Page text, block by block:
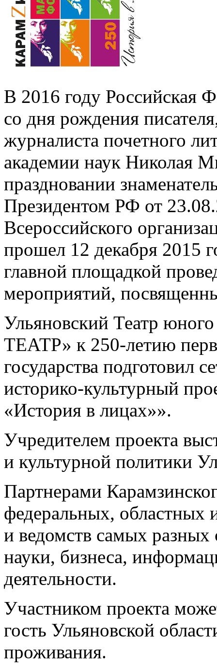
В 2016 году Российская
со дня рождения
журналиста почетного
академии наук Николая
праздновании
Президентом РФ от
Всероссийского
прошел 12 декабря 2015
главной площадкой
мероприятий,
Ульяновский Театр
ТЕАТР» к 250-летию
государства подготовил
историко-культурный
«История в лицах»».
Учредителем проекта
и культурной политики
Партнерами
федеральных,
и ведомств самых разных
науки, бизнеса,
деятельности.
Участником проекта
гость Ульяновской
проживания.